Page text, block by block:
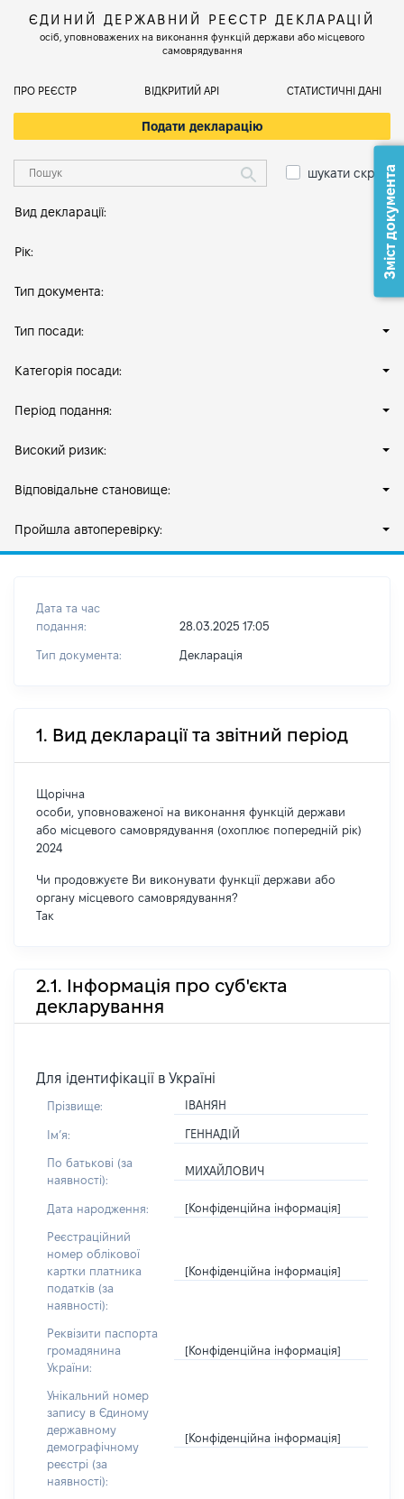
ЄДИНИЙ ДЕРЖАВНИЙ РЕЄСТР ДЕКЛАРАЦІЙ
осіб, уповноважених на виконання функцій держави або місцевого
самоврядування
ПРО РЕЄСТР ВІДКРИТИЙ АРІ СТАТИСТИЧНІ ДАНІ
Подати декларацію
шукати скрізь
Вид декларації:
Рік:
Тип документа:
Тип посади:
Категорія посади:
Період подання:
Високий ризик:
Відповідальне становище:
Пройшла автоперевірку:
Дата та час
подання:
28.03.2025 17:05
Тип документа: Декларація
1. Вид декларації та звітний період
Щорічна
особи, уповноваженої на виконання функцій держави
або місцевого самоврядування (охоплює попередній рік)
2024
Чи продовжуєте Ви виконувати функції держави або
органу місцевого самоврядування?
Так
2.1. Інформація про суб'єкта
декларування
Для ідентифікації в Україні
Прізвище: ІВАНЯН
Імʼя: ГЕННАДІЙ
По батькові (за
наявності):
МИХАЙЛОВИЧ
Дата народження: [Конфіденційна інформація]
Реєстраційний
номер облікової
картки платника
податків (за
наявності):
[Конфіденційна інформація]
Реквізити паспорта
громадянина
України:
[Конфіденційна інформація]
Унікальний номер
запису в Єдиному
державному
демографічному
реєстрі (за
наявності):
[Конфіденційна інформація]
Зміст документа